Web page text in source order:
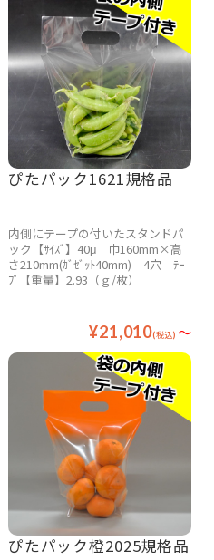
ぴたパック1621規格品
¥21,010(税込) ～
内側にテープの付いたスタンドパ
ック【ｻｲｽﾞ】40μ 巾160mm×高
さ210mm(ｶﾞｾﾞｯﾄ40mm) 4穴 ﾃｰ
ﾌﾟ【重量】2.93（ｇ/枚）
ぴたパック橙2025規格品